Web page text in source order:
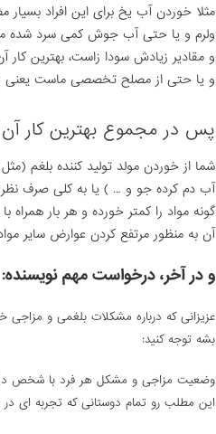
مثلا خوردن آب یخ برای این افراد
ولرم و یا حتی آب جوش کمی سرد شده میل
و مقادیر زیادش سودا زاست، بهترین
و یا حتی از مصلح تخصصی ماست یعنی
پس در مجموع بهترین کار
شما از خوردن مولد تولید کننده بلغم
آب دم کرده جو و … ) یا به کلی صرف نظر
گونه مواد را کمتر خورده و هر بار
آن به منظور مرتفع کردن عوارض سایر
و در آخر، درخواست مهم نویسنده:
عزیزانی که درباره مشکلات بلغمی و
بشه توجه کنید:
وضعیت مزاجی و مشکل هر فرد با شخص
این مطلب رو تمام دوستانی که تجربه ای در